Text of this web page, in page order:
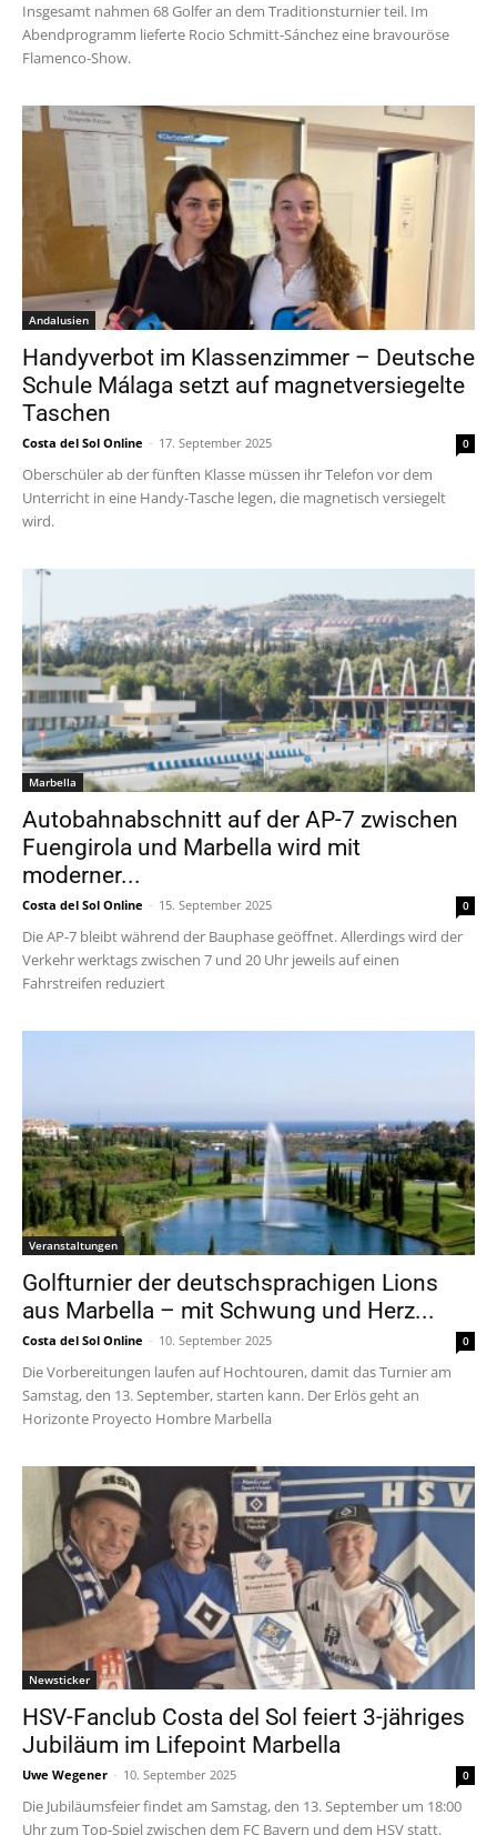
Insgesamt nahmen 68 Golfer an dem Traditionsturnier teil. Im
Abendprogramm lieferte Rocio Schmitt-Sánchez eine bravouröse
Flamenco-Show.
Andalusien
Handyverbot im Klassenzimmer – Deutsche
Schule Málaga setzt auf magnetversiegelte
Taschen
Costa del Sol Online - 17. September 2025 0
Oberschüler ab der fünften Klasse müssen ihr Telefon vor dem
Unterricht in eine Handy-Tasche legen, die magnetisch versiegelt
wird.
Marbella
Autobahnabschnitt auf der AP-7 zwischen
Fuengirola und Marbella wird mit
moderner...
Costa del Sol Online - 15. September 2025 0
Die AP-7 bleibt während der Bauphase geöffnet. Allerdings wird der
Verkehr werktags zwischen 7 und 20 Uhr jeweils auf einen
Fahrstreifen reduziert
Veranstaltungen
Golfturnier der deutschsprachigen Lions
aus Marbella – mit Schwung und Herz...
Costa del Sol Online - 10. September 2025 0
Die Vorbereitungen laufen auf Hochtouren, damit das Turnier am
Samstag, den 13. September, starten kann. Der Erlös geht an
Horizonte Proyecto Hombre Marbella
Newsticker
HSV-Fanclub Costa del Sol feiert 3-jähriges
Jubiläum im Lifepoint Marbella
Uwe Wegener - 10. September 2025 0
Die Jubiläumsfeier findet am Samstag, den 13. September um 18:00
Uhr zum Top-Spiel zwischen dem FC Bayern und dem HSV statt.